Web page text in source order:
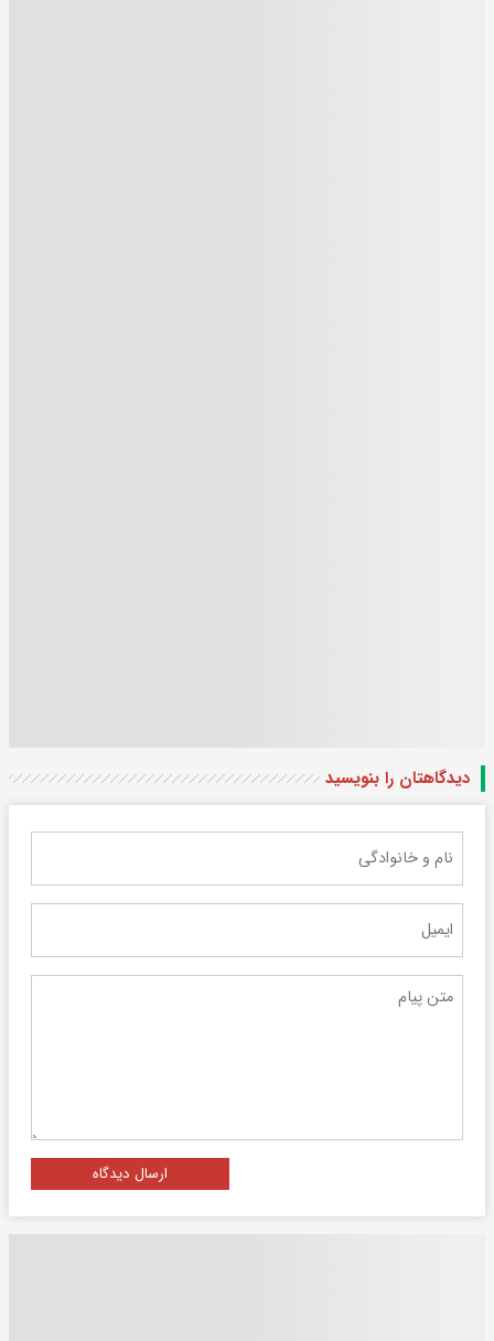
دیدگاهتان را بنویسید
ارسال دیدگاه